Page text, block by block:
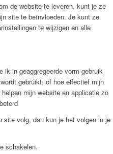
de website te leveren, kunt je ze
site te beïnvloeden. Je kunt ze
te wijzigen en alle
ik in geaggregeerde vorm gebruik
gebruikt, of hoe effectief mijn
mijn website en applicatie zo
volg, dan kun je het volgen in je
schakelen.